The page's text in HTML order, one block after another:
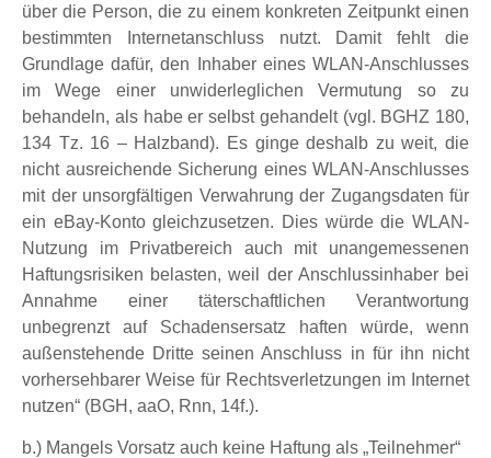
über die Person, die zu einem konkreten Zeitpunkt einen
bestimmten Internetanschluss nutzt. Damit fehlt die
Grundlage dafür, den Inhaber eines WLAN-Anschlusses
im Wege einer unwiderleglichen Vermutung so zu
behandeln, als habe er selbst gehandelt (vgl. BGHZ 180,
134 Tz. 16 – Halzband). Es ginge deshalb zu weit, die
nicht ausreichende Sicherung eines WLAN-Anschlusses
mit der unsorgfältigen Verwahrung der Zugangsdaten für
ein eBay-Konto gleichzusetzen. Dies würde die WLAN-
Nutzung im Privatbereich auch mit unangemessenen
Haftungsrisiken belasten, weil der Anschlussinhaber bei
Annahme einer täterschaftlichen Verantwortung
unbegrenzt auf Schadensersatz haften würde, wenn
außenstehende Dritte seinen Anschluss in für ihn nicht
vorhersehbarer Weise für Rechtsverletzungen im Internet
nutzen“ (BGH, aaO, Rnn, 14f.).
b.) Mangels Vorsatz auch keine Haftung als „Teilnehmer“